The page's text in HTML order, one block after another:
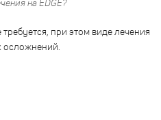
при этом виде лечения
осложнений.